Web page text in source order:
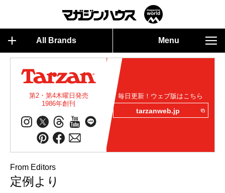
All Brands Menu
第2・第4木曜日発売
1986年創刊
毎日更新！ウェブ版はこちら
tarzanweb.jp
From Editors
定例より